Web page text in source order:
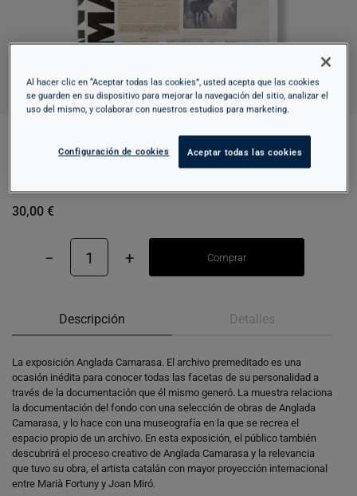
ANGLADA CAMARASA: EL ARCHIVO
30,00 €
− 1 + Comprar
Descripción Detalles
La exposición Anglada Camarasa. El archivo premeditado es una
ocasión inédita para conocer todas las facetas de su personalidad a
través de la documentación que él mismo generó. La muestra relaciona
la documentación del fondo con una selección de obras de Anglada
Camarasa, y lo hace con una museografía en la que se recrea el
espacio propio de un archivo. En esta exposición, el público también
descubrirá el proceso creativo de Anglada Camarasa y la relevancia
que tuvo su obra, el artista catalán con mayor proyección internacional
entre Marià Fortuny y Joan Miró.
Al hacer clic en “Aceptar todas las cookies”, usted acepta que las cookies
se guarden en su dispositivo para mejorar la navegación del sitio, analizar el
uso del mismo, y colaborar con nuestros estudios para marketing.
Configuración de cookies Aceptar todas las cookies